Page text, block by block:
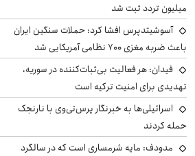
میلیون تردد ثبت شد
آسوشیتدپرس افشا کرد: حملات سنگین ایران
باعث ضربه مغزی ۷۰۰ نظامی آمریکایی شد
فیدان: هر فعالیت بی‌ثبات‌کننده در سوریه،
تهدیدی برای امنیت ترکیه است
اسرائیلی‌ها به خبرنگار پرس‌تی‌وی با نارنجک
حمله کردند
مدودف: مایه شرمساری است که در سالگرد